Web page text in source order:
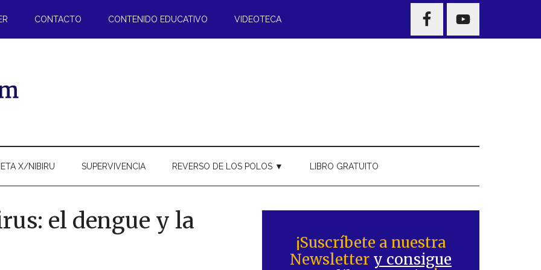
CONTACTO CONTENIDO EDUCATIVO VIDEOTECA
NAV
WIDGET
X/NIBIRU SUPERVIVENCIA REVERSO DE LOS POLOS ▼ LIBRO GRATUITO
el dengue y la
lateral
principal
¡Suscríbete a nuestra
Newsletter y consigue